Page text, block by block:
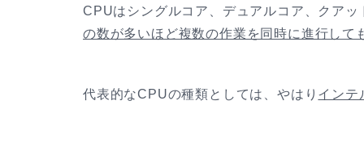
CPUはシングルコア、デュアルコア、クア
の数が多いほど複数の作業を同時に進行して
代表的なCPUの種類としては、やはり インテ